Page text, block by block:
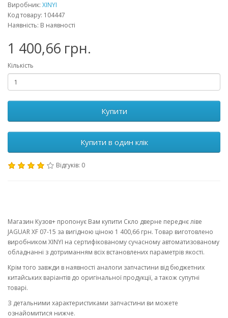
Виробник: XINYI
Код товару: 104447
Наявність: В наявності
1 400,66 грн.
Кількість
Купити
Купити в один клік
Відгуків: 0
Магазин Кузов+ пропонує Вам купити Скло дверне переднє ліве
JAGUAR XF 07-15 за вигідною ціною 1 400,66 грн. Товар виготовлено
виробником XINYI на сертифікованому сучасному автоматизованому
обладнанні з дотриманням всіх встановлених параметрів якості.
Крім того завжди в наявності аналоги запчастини від бюджетних
китайських варіантів до оригінальної продукції, а також супутні
товарі.
З детальними характеристиками запчастини ви можете
ознайомитися нижче.